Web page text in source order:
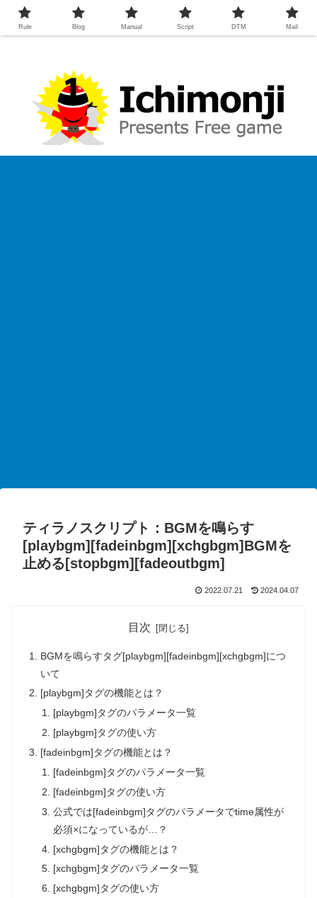
ティラノスクリプト：BGMを鳴らす
[playbgm][fadeinbgm][xchgbgm]BGMを
止める[stopbgm][fadeoutbgm]
2022.07.21 2024.04.07
目次
BGMを鳴らすタグ[playbgm][fadeinbgm][xchgbgm]につ
いて
[playbgm]タグの機能とは？
[playbgm]タグのパラメータ一覧
[playbgm]タグの使い方
[fadeinbgm]タグの機能とは？
[fadeinbgm]タグのパラメータ一覧
[fadeinbgm]タグの使い方
公式では[fadeinbgm]タグのパラメータでtime属性が
必須×になっているが…？
[xchgbgm]タグの機能とは？
[xchgbgm]タグのパラメータ一覧
[xchgbgm]タグの使い方
Rule Blog Manual Script DTM Mail